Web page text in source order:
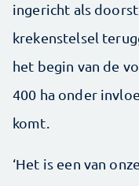
ingericht als
krekenstelsel
het begin van de
400 ha onder
komt.
‘Het is een van